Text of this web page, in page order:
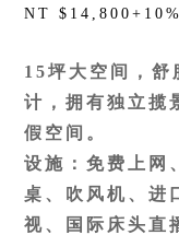
NT $14,800+10%
15坪大空间，舒
计，拥有独立揽
假空间。
设施：免费上网
桌、吹风机、进
视、国际床头